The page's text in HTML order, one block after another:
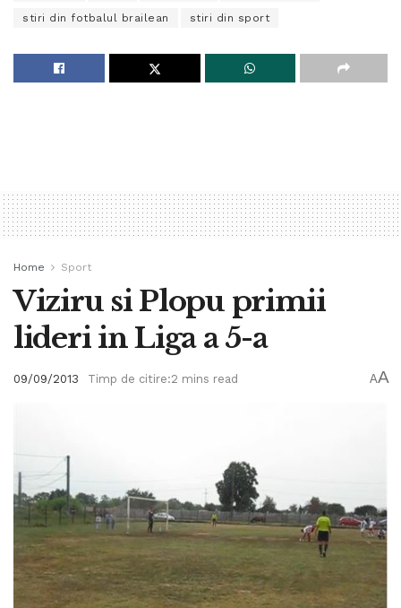
stiri din fotbalul brailean stiri din sport
Home Sport
Viziru si Plopu primii
lideri in Liga a 5-a
09/09/2013 Timp de citire:2 mins read AA